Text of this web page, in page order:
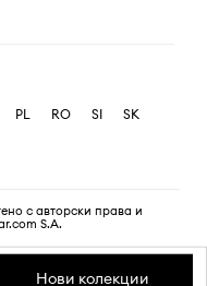
PL RO SI
SK
с авторски права и
S.A.
Нови колекции